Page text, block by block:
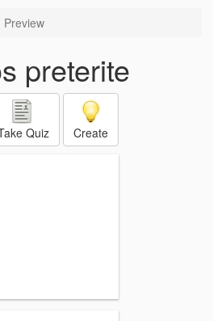
Preview
preterite
Quiz Create